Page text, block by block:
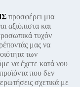
προσφέρει μια
αξιόπιστα και
τυχόν
μας να
των
να έχετε κατά νου
που δεν
σχετικά με